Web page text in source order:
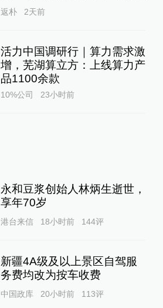
返朴 2天前
活力中国调研行｜算力需求激
增，芜湖算立方：上线算力产
品1100余款
10%公司 23小时前
永和豆浆创始人林炳生逝世，
享年70岁
港台来信 18小时前 144评
新疆4A级及以上景区自驾服
务费均改为按车收费
中国政库 20小时前 113评